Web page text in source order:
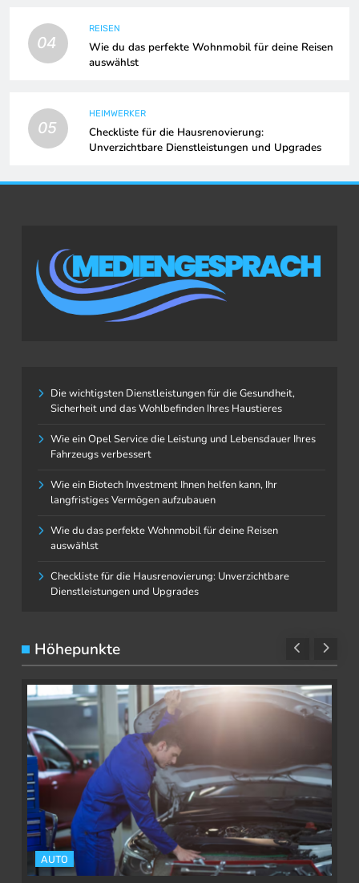
04
REISEN
Wie du das perfekte Wohnmobil für deine Reisen
auswählst
05
HEIMWERKER
Checkliste für die Hausrenovierung:
Unverzichtbare Dienstleistungen und Upgrades
Die wichtigsten Dienstleistungen für die Gesundheit,
Sicherheit und das Wohlbefinden Ihres Haustieres
Wie ein Opel Service die Leistung und Lebensdauer Ihres
Fahrzeugs verbessert
Wie ein Biotech Investment Ihnen helfen kann, Ihr
langfristiges Vermögen aufzubauen
Wie du das perfekte Wohnmobil für deine Reisen
auswählst
Checkliste für die Hausrenovierung: Unverzichtbare
Dienstleistungen und Upgrades
Höhepunkte
AUTO